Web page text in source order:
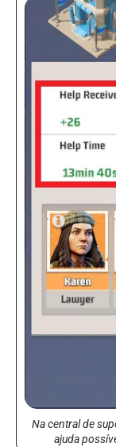
Na central de
ajuda